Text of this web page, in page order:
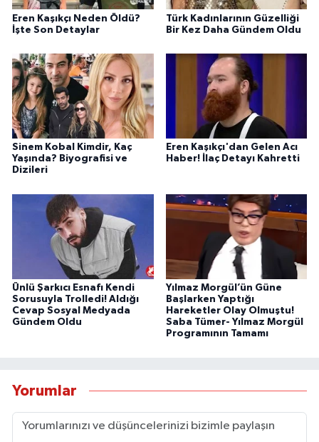
Eren Kaşıkçı Neden Öldü?
İşte Son Detaylar
Türk Kadınlarının Güzelliği
Bir Kez Daha Gündem Oldu
Sinem Kobal Kimdir, Kaç
Yaşında? Biyografisi ve
Dizileri
Eren Kaşıkçı'dan Gelen Acı
Haber! İlaç Detayı Kahretti
Ünlü Şarkıcı Esnafı Kendi
Sorusuyla Trolledi! Aldığı
Cevap Sosyal Medyada
Gündem Oldu
Yılmaz Morgül’ün Güne
Başlarken Yaptığı
Hareketler Olay Olmuştu!
Saba Tümer- Yılmaz Morgül
Programının Tamamı
Yorumlar